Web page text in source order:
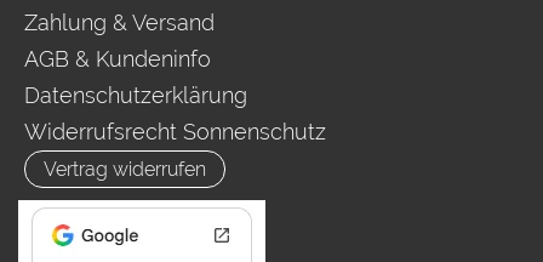
Zahlung & Versand
AGB & Kundeninfo
Datenschutzerklärung
Widerrufsrecht Sonnenschutz
Vertrag widerrufen